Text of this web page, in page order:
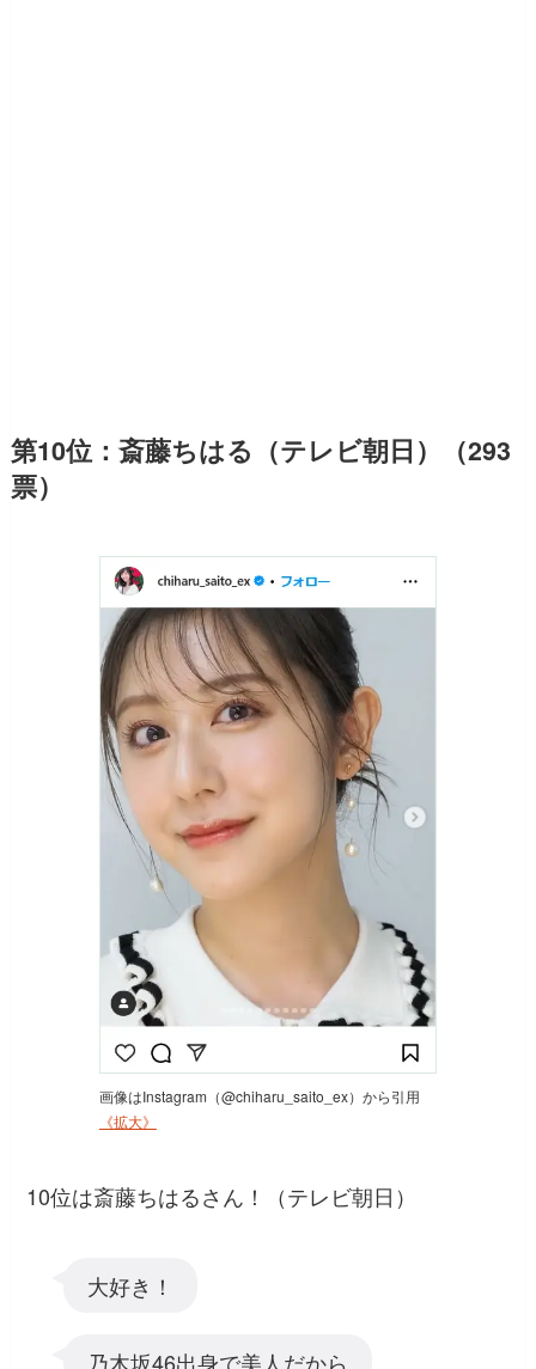
第10位：斎藤ちはる（テレビ朝日）（293
票）
画像はInstagram（@chiharu_saito_ex）から引用
《拡大》
10位は斎藤ちはるさん！（テレビ朝日）
大好き！
乃木坂46出身で美人だから